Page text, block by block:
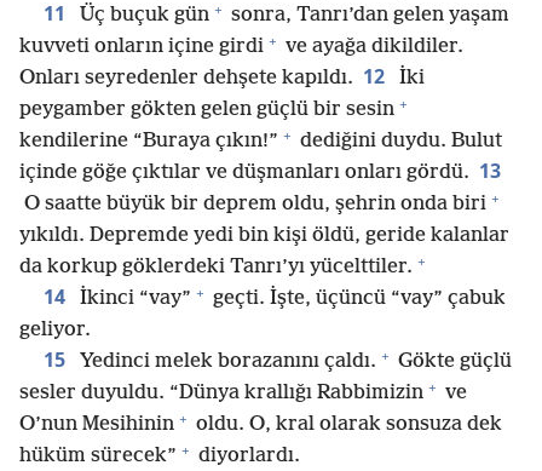
11 Üç buçuk gün + sonra, Tanrı’dan gelen yaşam
kuvveti onların içine girdi + ve ayağa dikildiler.
Onları seyredenler dehşete kapıldı. 12
İki
peygamber gökten gelen güçlü bir sesin +
kendilerine “Buraya çıkın!” + dediğini duydu. Bulut
içinde göğe çıktılar ve düşmanları onları gördü. 13
O saatte büyük bir deprem oldu, şehrin onda biri +
yıkıldı. Depremde yedi bin kişi öldü, geride kalanlar
da korkup göklerdeki Tanrı’yı yücelttiler. +
14 İkinci “vay” + geçti. İşte, üçüncü “vay” çabuk
geliyor.
15 Yedinci melek borazanını çaldı. + Gökte güçlü
sesler duyuldu. “Dünya krallığı Rabbimizin + ve
O’nun Mesihinin + oldu. O, kral olarak sonsuza dek
hüküm sürecek” + diyorlardı.